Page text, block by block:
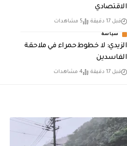
الاقتصادي
قبل 17 دقيقة 5 مشاهدات
سياسة
الزيدي: لا خطوط حمراء في ملاحقة
الفاسدين
قبل 17 دقيقة 4 مشاهدات